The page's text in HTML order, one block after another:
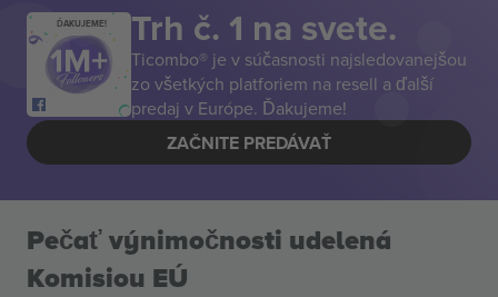
ĎAKUJEME! Trh č. 1 na svete.
Ticombo® je v súčasnosti najsledovanejšou
zo všetkých platforiem na resell a ďalší
predaj v Európe. Ďakujeme!
ZAČNITE PREDÁVAŤ
Pečať výnimočnosti udelená
Komisiou EÚ